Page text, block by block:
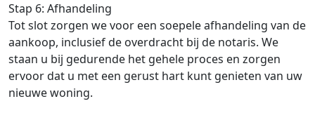
Stap 6: Afhandeling
Tot slot zorgen we voor een soepele afhandeling van de
aankoop, inclusief de overdracht bij de notaris. We
staan u bij gedurende het gehele proces en zorgen
ervoor dat u met een gerust hart kunt genieten van uw
nieuwe woning.